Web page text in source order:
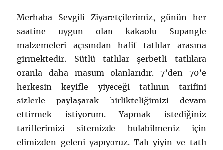
Merhaba Sevgili Ziyaretçilerimiz, günün her
saatine uygun olan kakaolu Supangle
malzemeleri açısından hafif tatlılar arasına
girmektedir. Sütlü tatlılar şerbetli tatlılara
oranla daha masum olanlarıdır. 7’den 70’e
herkesin keyifle yiyeceği tatlının tarifini
sizlerle paylaşarak birlikteliğimizi devam
ettirmek istiyorum. Yapmak istediğiniz
tariflerimizi sitemizde bulabilmeniz için
elimizden geleni yapıyoruz. Talı yiyin ve tatlı